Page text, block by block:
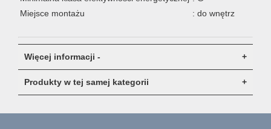
Miejsce montażu
: do wnętrz
Więcej informacji -
Produkty w tej samej kategorii